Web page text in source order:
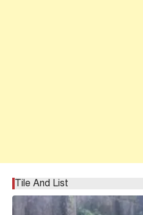
Tile And List